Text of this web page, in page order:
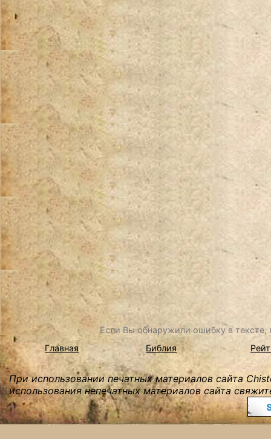
Если Вы обнаружили ошибку в
Главная
Библия
При использовании печатных материалов сайта
использования непечатных материалов сайта